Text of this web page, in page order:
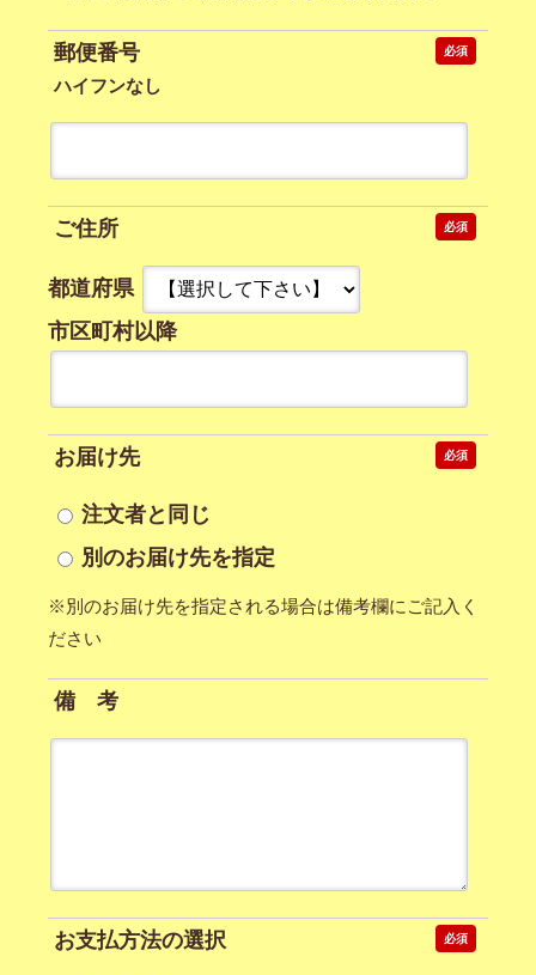
必須
郵便番号
ハイフンなし
必須
ご住所
都道府県
市区町村以降
お届け先 必須
注文者と同じ
別のお届け先を指定
※別のお届け先を指定される場合は備考欄にご記入く
ださい
備 考
必須
お支払方法の選択